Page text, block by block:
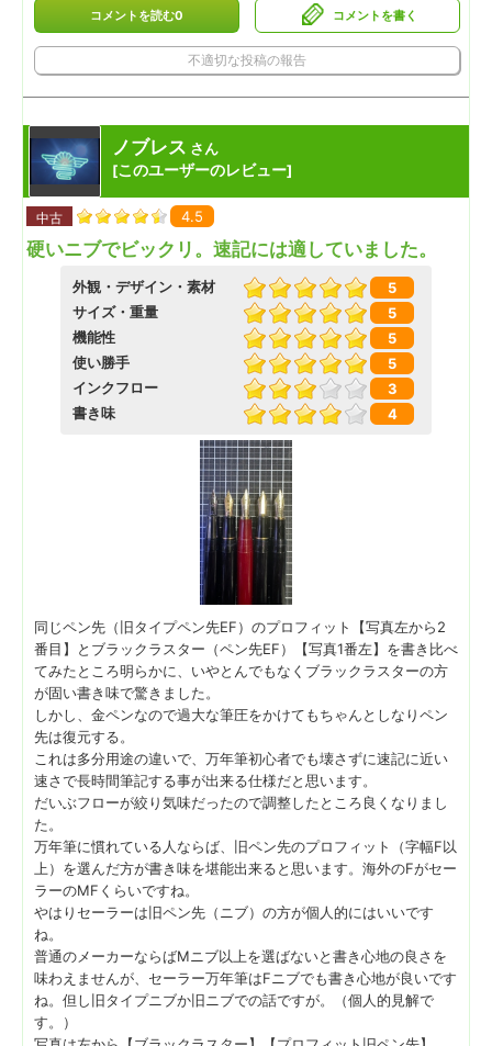
コメントを読む0 コメントを書く
不適切な投稿の報告
ノブレス さん
[このユーザーのレビュー]
中古 4.5
硬いニブでビックリ。速記には適していました。
外観・デザイン・素材
5
サイズ・重量
5
機能性
5
使い勝手
5
インクフロー
3
書き味
4
同じペン先（旧タイプペン先EF）のプロフィット【写真左から2
番目】とブラックラスター（ペン先EF）【写真1番左】を書き比べ
てみたところ明らかに、いやとんでもなくブラックラスターの方
が固い書き味で驚きました。
しかし、金ペンなので過大な筆圧をかけてもちゃんとしなりペン
先は復元する。
これは多分用途の違いで、万年筆初心者でも壊さずに速記に近い
速さで長時間筆記する事が出来る仕様だと思います。
だいぶフローが絞り気味だったので調整したところ良くなりまし
た。
万年筆に慣れている人ならば、旧ペン先のプロフィット（字幅F以
上）を選んだ方が書き味を堪能出来ると思います。海外のFがセー
ラーのMFくらいですね。
やはりセーラーは旧ペン先（ニブ）の方が個人的にはいいです
ね。
普通のメーカーならばMニブ以上を選ばないと書き心地の良さを
味わえませんが、セーラー万年筆はFニブでも書き心地が良いです
ね。但し旧タイプニブか旧ニブでの話ですが。（個人的見解で
す。）